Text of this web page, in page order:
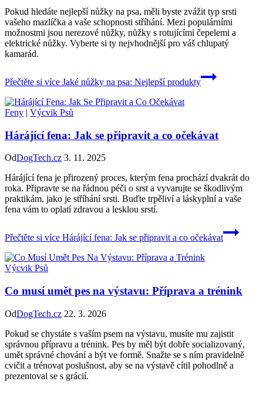
Pokud hledáte nejlepší nůžky na psa, měli byste zvážit typ srsti
vašeho mazlíčka a vaše schopnosti stříhání. Mezi populárními
možnostmi jsou nerezové nůžky, nůžky s rotujícími čepelemi a
elektrické nůžky. Vyberte si ty nejvhodnější pro váš chlupatý
kamarád.
Přečtěte si více Jaké nůžky na psa: Nejlepší produkty
Feny | Výcvik Psů
Hárájící fena: Jak se připravit a co očekávat
OdDogTech.cz 3. 11. 2025
Hárájící fena je přirozený proces, kterým fena prochází dvakrát do
roka. Připravte se na řádnou péči o srst a vyvarujte se škodlivým
praktikám, jako je stříhání srsti. Buďte trpěliví a láskyplní a vaše
fena vám to oplatí zdravou a lesklou srstí.
Přečtěte si více Hárájící fena: Jak se připravit a co očekávat
Výcvik Psů
Co musí umět pes na výstavu: Příprava a trénink
OdDogTech.cz 22. 3. 2026
Pokud se chystáte s vaším psem na výstavu, musíte mu zajistit
správnou přípravu a trénink. Pes by měl být dobře socializovaný,
umět správné chování a být ve formě. Snažte se s ním pravidelně
cvičit a trénovat poslušnost, aby se na výstavě cítil pohodlně a
prezentoval se s grácií.